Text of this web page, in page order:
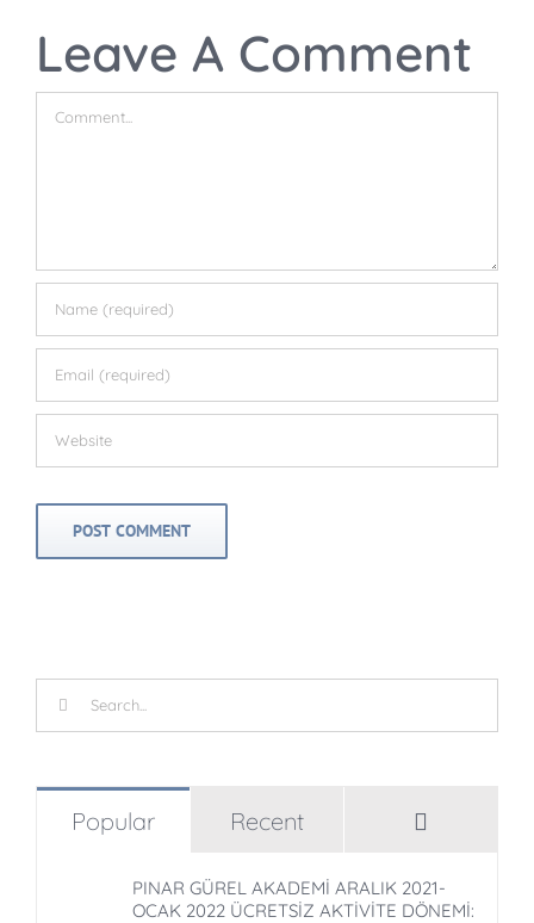
Leave A Comment
Comment
Search
for:
Popular Recent
PINAR GÜREL AKADEMİ ARALIK 2021-
OCAK 2022 ÜCRETSİZ AKTİVİTE DÖNEMİ: